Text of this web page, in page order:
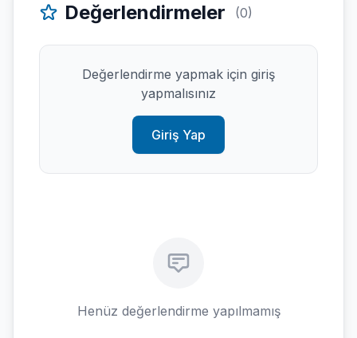
Değerlendirmeler (0)
Değerlendirme yapmak için giriş
yapmalısınız
Giriş Yap
Henüz değerlendirme yapılmamış